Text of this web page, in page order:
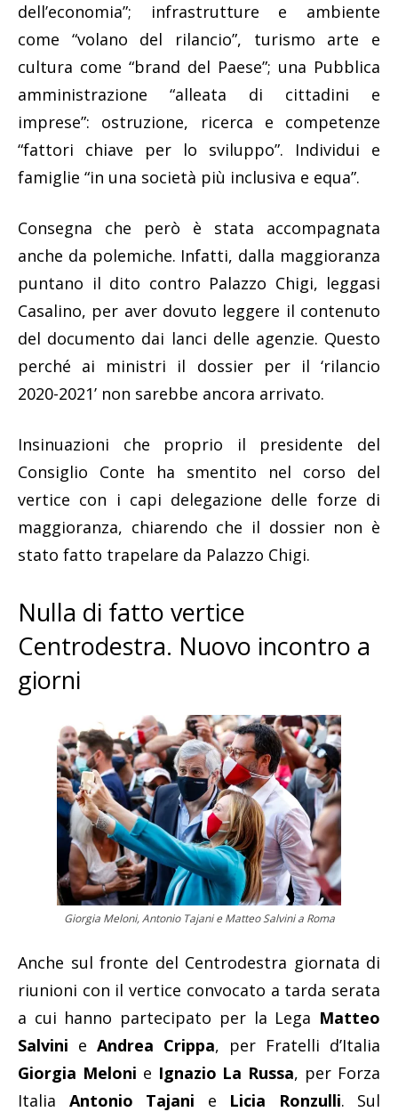
dell’economia”; infrastrutture e ambiente
come “volano del rilancio”, turismo arte e
cultura come “brand del Paese”; una Pubblica
amministrazione “alleata di cittadini e
imprese”: ostruzione, ricerca e competenze
“fattori chiave per lo sviluppo”. Individui e
famiglie “in una società più inclusiva e equa”.
Consegna che però è stata accompagnata
anche da polemiche. Infatti, dalla maggioranza
puntano il dito contro Palazzo Chigi, leggasi
Casalino, per aver dovuto leggere il contenuto
del documento dai lanci delle agenzie. Questo
perché ai ministri il dossier per il ‘rilancio
2020-2021’ non sarebbe ancora arrivato.
Insinuazioni che proprio il presidente del
Consiglio Conte ha smentito nel corso del
vertice con i capi delegazione delle forze di
maggioranza, chiarendo che il dossier non è
stato fatto trapelare da Palazzo Chigi.
Nulla di fatto vertice
Centrodestra. Nuovo incontro a
giorni
Giorgia Meloni, Antonio Tajani e Matteo Salvini a Roma
Anche sul fronte del Centrodestra giornata di
riunioni con il vertice convocato a tarda serata
a cui hanno partecipato per la Lega Matteo
Salvini e Andrea Crippa, per Fratelli d’Italia
Giorgia Meloni e Ignazio La Russa, per Forza
Italia Antonio Tajani e Licia Ronzulli. Sul